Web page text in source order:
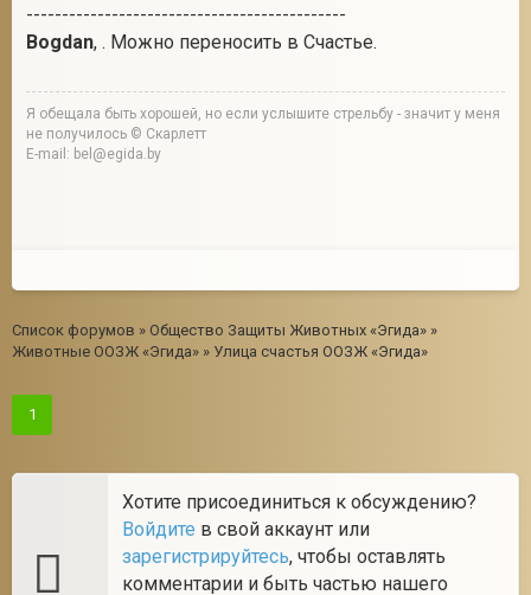
---------------------------------------------
Bogdan, . Можно переносить в Счастье.
Я обещала быть хорошей, но если услышите стрельбу - значит у меня
не получилось © Скарлетт
E-mail: bel@egida.by
Список форумов » Общество Защиты Животных «Эгида» »
Животные ООЗЖ «Эгида» » Улица счастья ООЗЖ «Эгида»
1
Хотите присоединиться к обсуждению?
Войдите в свой аккаунт или
зарегистрируйтесь, чтобы оставлять
комментарии и быть частью нашего